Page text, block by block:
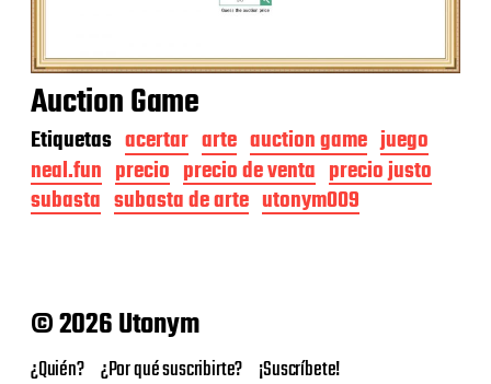
Auction Game
Etiquetas acertar arte auction game juego
neal.fun precio precio de venta precio justo
subasta subasta de arte utonym009
© 2026 Utonym
¿Quién? ¿Por qué suscribirte? ¡Suscríbete!